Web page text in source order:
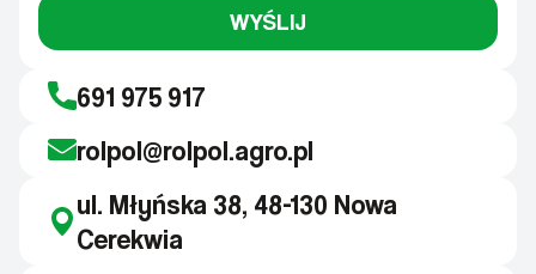
WYŚLIJ
691 975 917
rolpol@rolpol.agro.pl
ul. Młyńska 38, 48-130 Nowa
Cerekwia